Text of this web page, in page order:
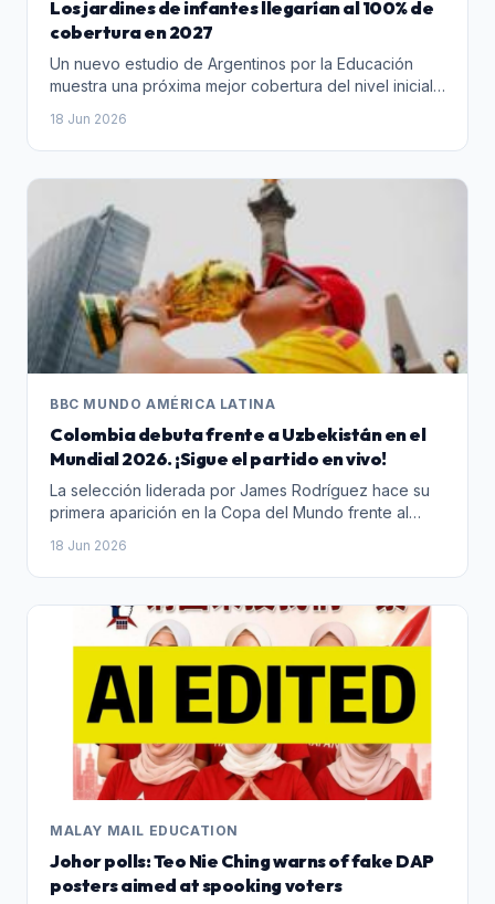
Los jardines de infantes llegarían al 100% de
cobertura en 2027
Un nuevo estudio de Argentinos por la Educación
muestra una próxima mejor cobertura del nivel inicial
18 Jun 2026
BBC MUNDO AMÉRICA LATINA
Colombia debuta frente a Uzbekistán en el
Mundial 2026. ¡Sigue el partido en vivo!
La selección liderada por James Rodríguez hace su
primera aparición en la Copa del Mundo frente al
de Ciudad de México.
18 Jun 2026
MALAY MAIL EDUCATION
Johor polls: Teo Nie Ching warns of fake DAP
posters aimed at spooking voters